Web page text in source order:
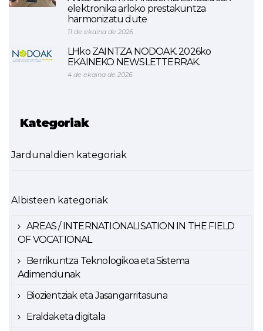
elektronika arloko prestakuntza
harmonizatu dute
11 de ekaina de 2026
LHko ZAINTZA NODOAK. 2026ko
EKAINEKO NEWSLETTERRAK.
4 de ekaina de 2026
Kategoriak
Jardunaldien kategoriak
Albisteen kategoriak
AREAS / INTERNATIONALISATION IN THE FIELD
OF VOCATIONAL
Berrikuntza Teknologikoa eta Sistema
Adimendunak
Biozientziak eta Jasangarritasuna
Eraldaketa digitala